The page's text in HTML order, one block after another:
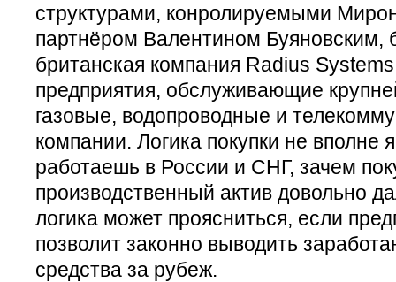
структурами, конролируемыми
партнёром Валентином Буяновским,
британская компания Radius
предприятия, обслуживающие
газовые, водопроводные и
компании. Логика покупки не вполне
работаешь в России и СНГ, зачем
производственный актив довольно
логика может проясниться, если
позволит законно выводить
средства за рубеж.